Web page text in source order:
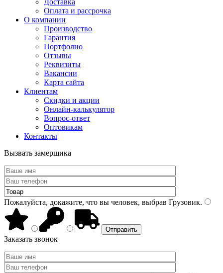
Доставка
Оплата и рассрочка
О компании
Производство
Гарантия
Портфолио
Отзывы
Реквизиты
Вакансии
Карта сайта
Клиентам
Скидки и акции
Онлайн-калькулятор
Вопрос-ответ
Оптовикам
Контакты
Вызвать замерщика
Пожалуйста, докажите, что вы человек, выбрав Грузовик.
Заказать звонок